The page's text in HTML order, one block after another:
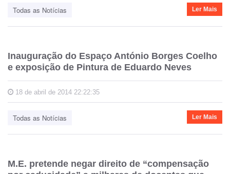
Todas as Notícias
Ler Mais
Inauguração do Espaço António Borges Coelho
e exposição de Pintura de Eduardo Neves
18 de abril de 2014 22:22:35
Todas as Notícias Ler Mais
M.E. pretende negar direito de “compensação